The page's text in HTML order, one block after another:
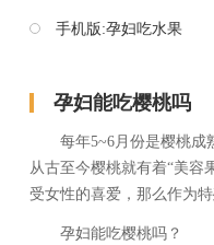
手机版:孕妇吃水果
孕妇能吃樱桃吗
每年5~6月份是樱桃成熟
从古至今樱桃就有着“美容
受女性的喜爱，那么作为
孕妇能吃樱桃吗？